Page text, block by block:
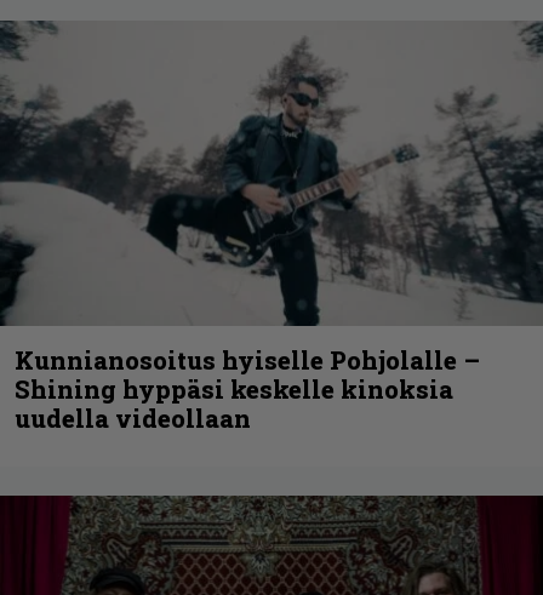
Kunnianosoitus hyiselle Pohjolalle –
Shining hyppäsi keskelle kinoksia
uudella videollaan